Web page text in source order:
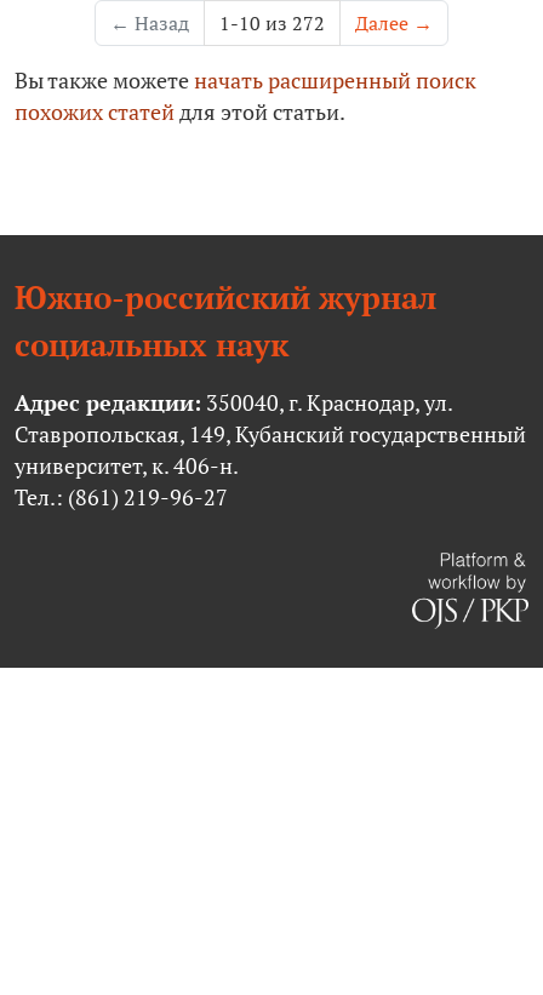
← Назад 1-10 из 272 Далее →
Вы также можетеначать расширенный поиск
похожих статейдля этой статьи.
Южно-российский журнал
социальных наук
Адрес редакции: 350040, г. Краснодар, ул.
Ставропольская, 149, Кубанский государственный
университет, к. 406-н.
Тел.: (861) 219-96-27